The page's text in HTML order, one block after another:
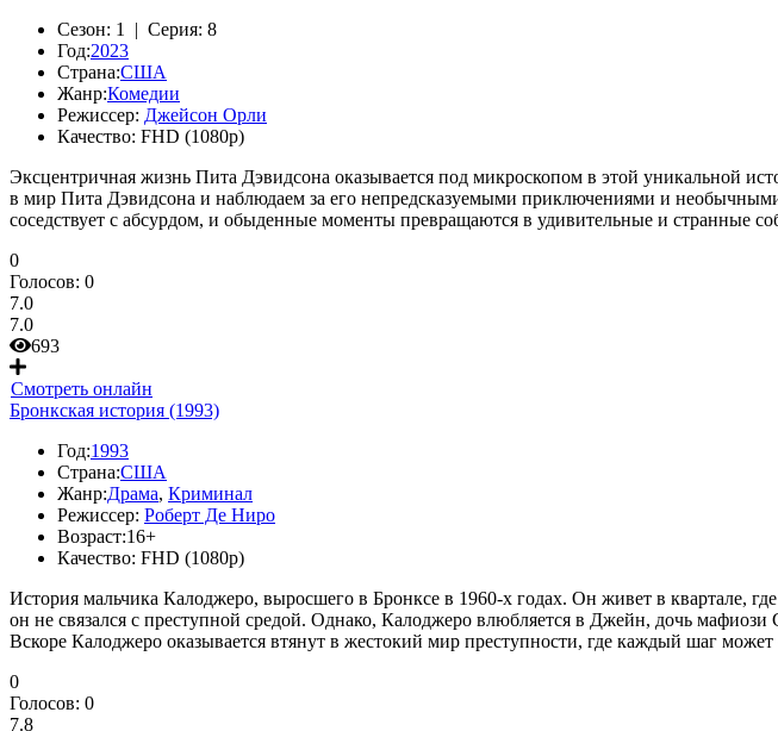
Сезон: 1 | Серия: 8
Год:2023
Страна:США
Жанр:Комедии
Режиссер: Джейсон Орли
Качество: FHD (1080p)
Эксцентричная жизнь Пита Дэвидсона оказывается под микроскопом в этой уникальной
в мир Пита Дэвидсона и наблюдаем за его непредсказуемыми приключениями и
соседствует с абсурдом, и обыденные моменты превращаются в удивительные и странные
0
Голосов: 0
7.0
7.0
693
Смотреть онлайн
Бронкская история (1993)
Год:1993
Страна:США
Жанр:Драма, Криминал
Режиссер: Роберт Де Ниро
Возраст:16+
Качество: FHD (1080p)
История мальчика Калоджеро, выросшего в Бронксе в 1960-х годах. Он живет в квартале,
он не связался с преступной средой. Однако, Калоджеро влюбляется в Джейн, дочь
Вскоре Калоджеро оказывается втянут в жестокий мир преступности, где каждый шаг
0
Голосов: 0
7.8